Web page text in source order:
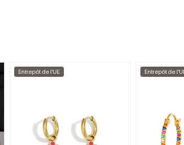
Entrepôt de l'UE Entrepôt de